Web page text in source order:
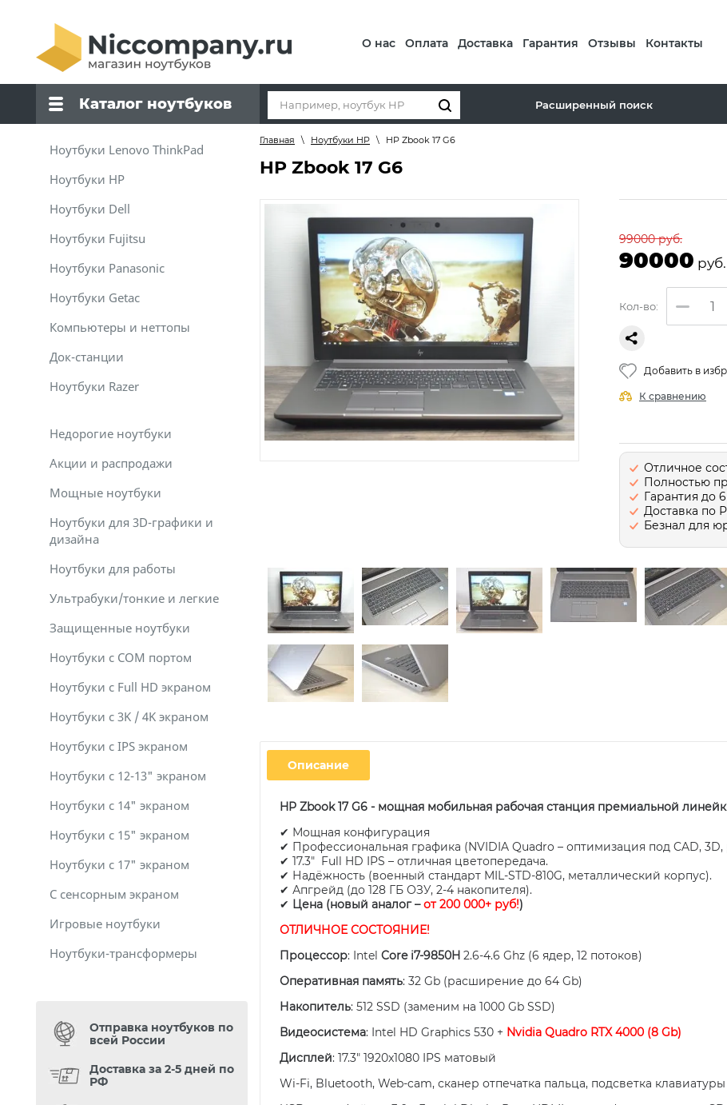
О нас Оплата Доставка Гарантия Отзывы Контакты
Каталог ноутбуков
Ноутбуки Lenovo ThinkPad
Ноутбуки HP
Ноутбуки Dell
Ноутбуки Fujitsu
Ноутбуки Panasonic
Ноутбуки Getac
Компьютеры и неттопы
Док-станции
Ноутбуки Razer
Недорогие ноутбуки
Акции и распродажи
Мощные ноутбуки
Ноутбуки для 3D-графики и
дизайна
Ноутбуки для работы
Ультрабуки/тонкие и легкие
Защищенные ноутбуки
Ноутбуки с COM портом
Ноутбуки с Full HD экраном
Ноутбуки с 3K / 4K экраном
Ноутбуки с IPS экраном
Ноутбуки с 12-13" экраном
Ноутбуки с 14" экраном
Ноутбуки с 15" экраном
Ноутбуки с 17" экраном
С сенсорным экраном
Игровые ноутбуки
Ноутбуки-трансформеры
Отправка ноутбуков по
всей России
Доставка за 2-5 дней по
РФ
Расширенный поиск
Главная \ Ноутбуки HP \ HP Zbook 17 G6
HP Zbook 17 G6
99000руб.
90000 руб.
Кол-во:
Добавить в
К сравнению
Отличное
Полностью
Гарантия до
Доставка по
Безнал для
Описание
HP Zbook 17 G6 - мощная мобильная рабочая станция премиальной
✔ Мощная конфигурация
✔ Профессиональная графика (NVIDIA Quadro – оптимизация под CAD, 3D,
✔ 17.3" Full HD IPS – отличная цветопередача.
✔ Надёжность (военный стандарт MIL-STD-810G, металлический корпус).
✔ Апгрейд (до 128 ГБ ОЗУ, 2-4 накопителя).
✔ Цена (новый аналог –от 200 000+ руб!)
ОТЛИЧНОЕ СОСТОЯНИЕ!
Процессор: Intel Core i7-9850H 2.6-4.6 Ghz (6 ядер, 12 потоков)
Оперативная память: 32 Gb (расширение до 64 Gb)
Накопитель: 512 SSD (заменим на 1000 Gb SSD)
Видеосистема: Intel HD Graphics 530 + Nvidia Quadro RTX 4000 (8 Gb)
Дисплей: 17.3" 1920x1080 IPS матовый
Wi-Fi, Bluetooth, Web-cam, сканер отпечатка пальца, подсветка клавиатуры